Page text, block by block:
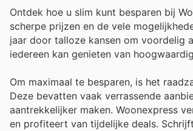
Ontdek hoe u slim kunt besparen bij
scherpe prijzen en de vele
jaar door talloze kansen om voordelig
iedereen kan genieten van
Om maximaal te besparen, is het
Deze bevatten vaak verrassende
aantrekkelijker maken. Woonexpress
en profiteert van tijdelijke deals.